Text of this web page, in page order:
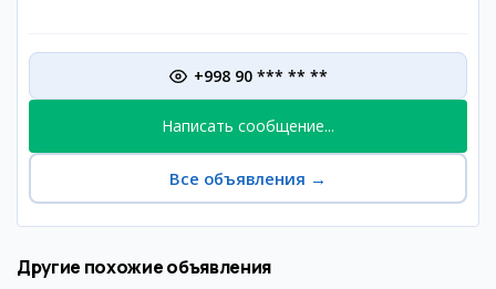
+998 90 *** ** **
Написать сообщение...
Все объявления →
Другие похожие объявления